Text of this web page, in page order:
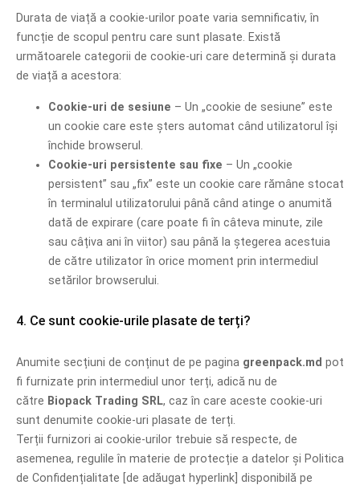
Durata de viață a cookie-urilor poate varia semnificativ, în
funcție de scopul pentru care sunt plasate. Există
următoarele categorii de cookie-uri care determină și durata
de viață a acestora:
Cookie-uri de sesiune – Un „cookie de sesiune” este
un cookie care este șters automat când utilizatorul își
închide browserul.
Cookie-uri persistente sau fixe – Un „cookie
persistent” sau „fix” este un cookie care rămâne stocat
în terminalul utilizatorului până când atinge o anumită
dată de expirare (care poate fi în câteva minute, zile
sau câțiva ani în viitor) sau până la ștegerea acestuia
de către utilizator în orice moment prin intermediul
setărilor browserului.
4. Ce sunt cookie-urile plasate de terți?
Anumite secțiuni de conținut de pe pagina greenpack.md pot
fi furnizate prin intermediul unor terți, adică nu de
către Biopack Trading SRL, caz în care aceste cookie-uri
sunt denumite cookie-uri plasate de terți.
Terții furnizori ai cookie-urilor trebuie să respecte, de
asemenea, regulile în materie de protecție a datelor și Politica
de Confidențialitate [de adăugat hyperlink] disponibilă pe